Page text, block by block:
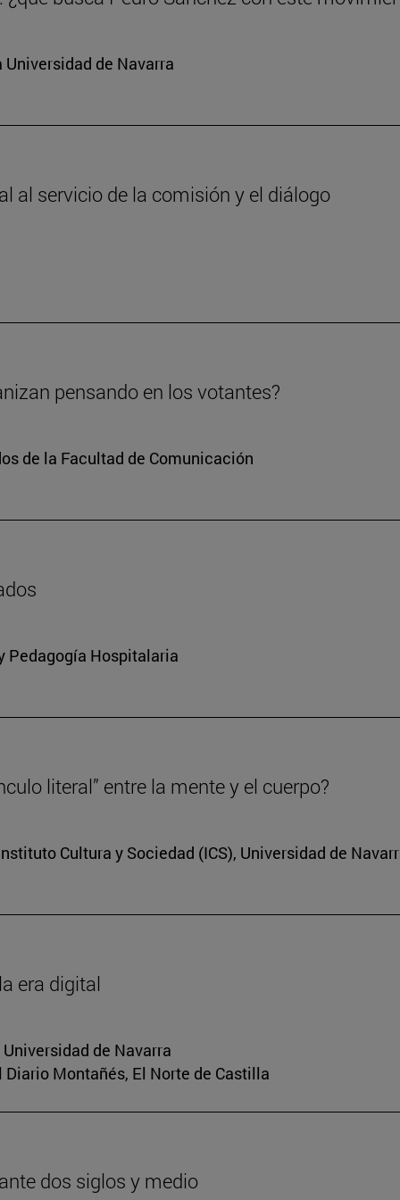
de Navarra
al servicio de la comisión y el diálogo
pensando en los votantes?
de la Facultad de Comunicación
Pedagogía Hospitalaria
literal” entre la mente y el cuerpo?
Cultura y Sociedad (ICS), Universidad de
era digital
de Navarra
Diario Montañés, El Norte de Castilla
dos siglos y medio